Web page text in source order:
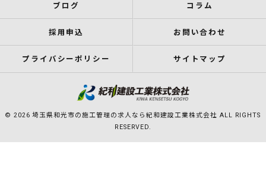
ブログ コラム
採用申込 お問い合わせ
プライバシーポリシー サイトマップ
© 2026 埼玉県和光市の施工管理の求人なら紀和建設工業株式会社 ALL RIGHTS
RESERVED.